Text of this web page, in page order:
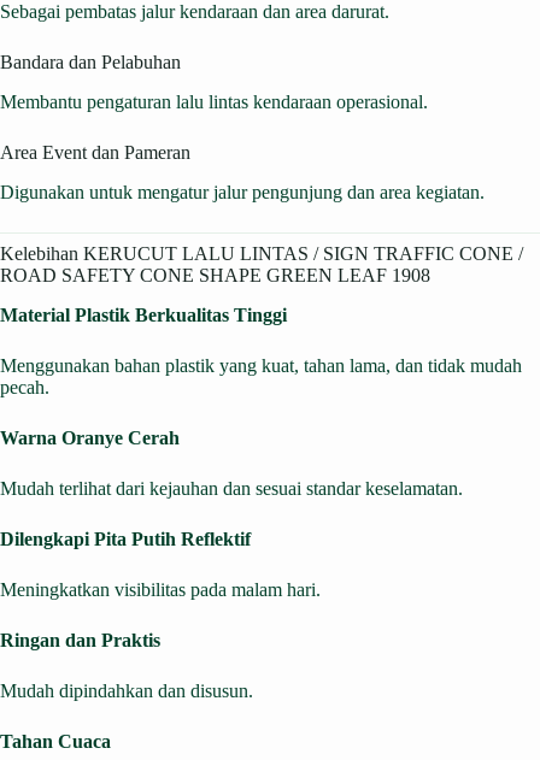
Sebagai pembatas jalur kendaraan dan area darurat.
Bandara dan Pelabuhan
Membantu pengaturan lalu lintas kendaraan operasional.
Area Event dan Pameran
Digunakan untuk mengatur jalur pengunjung dan area kegiatan.
Kelebihan KERUCUT LALU LINTAS / SIGN TRAFFIC CONE /
ROAD SAFETY CONE SHAPE GREEN LEAF 1908
Material Plastik Berkualitas Tinggi
Menggunakan bahan plastik yang kuat, tahan lama, dan tidak mudah
pecah.
Warna Oranye Cerah
Mudah terlihat dari kejauhan dan sesuai standar keselamatan.
Dilengkapi Pita Putih Reflektif
Meningkatkan visibilitas pada malam hari.
Ringan dan Praktis
Mudah dipindahkan dan disusun.
Tahan Cuaca